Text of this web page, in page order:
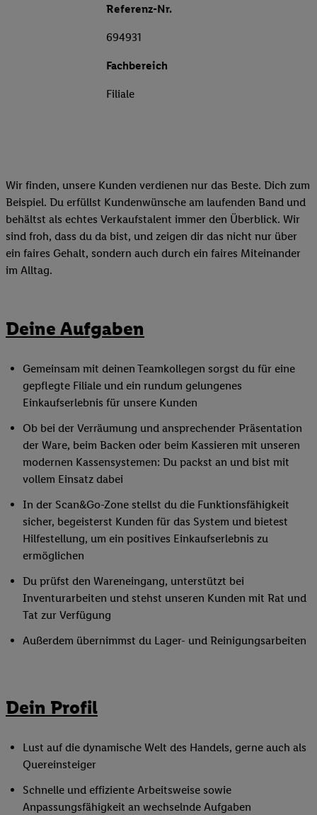
Referenz-Nr.
694931
Fachbereich
Filiale
Wir finden, unsere Kunden verdienen nur das Beste. Dich zum
Beispiel. Du erfüllst Kundenwünsche am laufenden Band und
behältst als echtes Verkaufstalent immer den Überblick. Wir
sind froh, dass du da bist, und zeigen dir das nicht nur über
ein faires Gehalt, sondern auch durch ein faires Miteinander
im Alltag.
Deine Aufgaben
Gemeinsam mit deinen Teamkollegen sorgst du für eine
gepflegte Filiale und ein rundum gelungenes
Einkaufserlebnis für unsere Kunden
Ob bei der Verräumung und ansprechender Präsentation
der Ware, beim Backen oder beim Kassieren mit unseren
modernen Kassensystemen: Du packst an und bist mit
vollem Einsatz dabei
In der Scan&Go-Zone stellst du die Funktionsfähigkeit
sicher, begeisterst Kunden für das System und bietest
Hilfestellung, um ein positives Einkaufserlebnis zu
ermöglichen
Du prüfst den Wareneingang, unterstützt bei
Inventurarbeiten und stehst unseren Kunden mit Rat und
Tat zur Verfügung
Außerdem übernimmst du Lager- und Reinigungsarbeiten
Dein Profil
Lust auf die dynamische Welt des Handels, gerne auch als
Quereinsteiger
Schnelle und effiziente Arbeitsweise sowie
Anpassungsfähigkeit an wechselnde Aufgaben